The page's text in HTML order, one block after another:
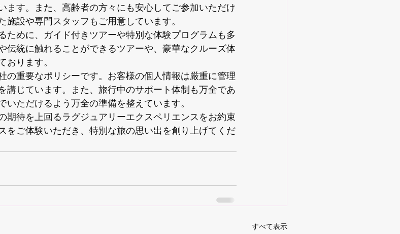
ます。また、高齢者の方々にも安心してご参加いただけ
設や専門スタッフもご用意しています。
ために、ガイド付きツアーや特別な体験プログラムも多
伝統に触れることができるツアーや、豪華なクルーズ体
おります。
の重要なポリシーです。お客様の個人情報は厳重に管理
講じています。また、旅行中のサポート体制も万全であ
いただけるよう万全の準備を整えています。
期待を上回るラグジュアリーエクスペリエンスをお約束
をご体験いただき、特別な旅の思い出を創り上げてくだ
すべて表示